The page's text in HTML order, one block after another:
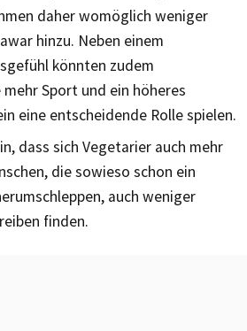
daher womöglich weniger
hinzu. Neben einem
könnten zudem
Sport und ein höheres
eine entscheidende Rolle spielen.
dass sich Vegetarier auch mehr
die sowieso schon ein
auch weniger
finden.